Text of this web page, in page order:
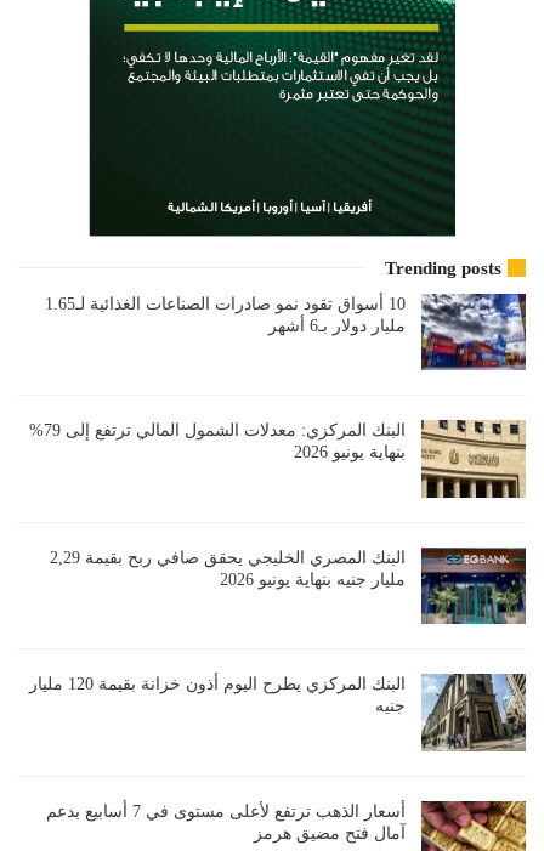
Trending posts
10 أسواق تقود نمو صادرات الصناعات الغذائية لـ1.65
مليار دولار بـ6 أشهر
البنك المركزي: معدلات الشمول المالي ترتفع إلى 79%
بنهاية يونيو 2026
البنك المصري الخليجي يحقق صافي ربح بقيمة 2,29
مليار جنيه بنهاية يونيو 2026
البنك المركزي يطرح اليوم أذون خزانة بقيمة 120 مليار
جنيه
أسعار الذهب ترتفع لأعلى مستوى في 7 أسابيع بدعم
آمال فتح مضيق هرمز